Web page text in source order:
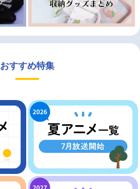
おすすめ特集